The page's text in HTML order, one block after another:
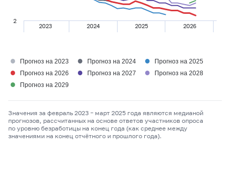
2023 2024 2025 2026
2
● Прогноз на 2023 ● Прогноз на 2024 ● Прогноз на 2025
● Прогноз на 2026 ● Прогноз на 2027 ● Прогноз на 2028
● Прогноз на 2029
Значения за февраль 2023 – март 2025 года являются медианой
прогнозов, рассчитанных на основе ответов участников опроса
по уровню безработицы на конец года (как среднее между
значениями на конец отчётного и прошлого года).